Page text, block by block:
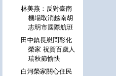
林美燕：反對臺南
機場取消越南胡
志明市國際航班
田中鎮長慰問彰化
榮家 祝賀百歲人
瑞秋節愉快
白河榮家關心住民